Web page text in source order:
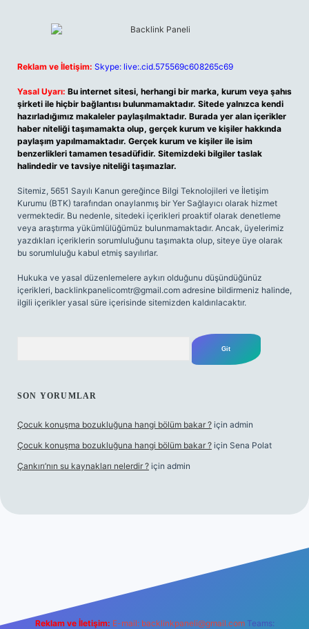
Reklam ve İletişim: Skype: live:.cid.575569c608265c69
Yasal Uyarı: Bu internet sitesi, herhangi bir marka, kurum veya şahıs
şirketi ile hiçbir bağlantısı bulunmamaktadır. Sitede yalnızca kendi
hazırladığımız makaleler paylaşılmaktadır. Burada yer alan içerikler
haber niteliği taşımamakta olup, gerçek kurum ve kişiler hakkında
paylaşım yapılmamaktadır. Gerçek kurum ve kişiler ile isim
benzerlikleri tamamen tesadüfidir. Sitemizdeki bilgiler taslak
halindedir ve tavsiye niteliği taşımazlar.
Sitemiz, 5651 Sayılı Kanun gereğince Bilgi Teknolojileri ve İletişim
Kurumu (BTK) tarafından onaylanmış bir Yer Sağlayıcı olarak hizmet
vermektedir. Bu nedenle, sitedeki içerikleri proaktif olarak denetleme
veya araştırma yükümlülüğümüz bulunmamaktadır. Ancak, üyelerimiz
yazdıkları içeriklerin sorumluluğunu taşımakta olup, siteye üye olarak
bu sorumluluğu kabul etmiş sayılırlar.
Hukuka ve yasal düzenlemelere aykırı olduğunu düşündüğünüz
içerikleri, backlinkpanelicomtr@gmail.com adresine bildirmeniz halinde,
ilgili içerikler yasal süre içerisinde sitemizden kaldırılacaktır.
SON YORUMLAR
Çocuk konuşma bozukluğuna hangi bölüm bakar ? için admin
Çocuk konuşma bozukluğuna hangi bölüm bakar ? için Sena Polat
Çankırı’nın su kaynakları nelerdir ? için admin
Reklam ve İletişim: E-mail: backlinkpaneli@gmail.com Teams: